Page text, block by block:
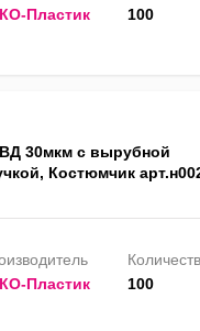
Пластик
100
30мкм с вырубной
Костюмчик
Пластик
100